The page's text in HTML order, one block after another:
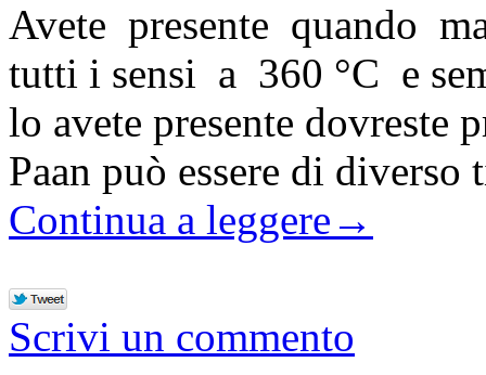
Avete presente quando
tutti i sensi a 360 °C e
lo avete presente dovreste
Paan può essere di
Continua a leggere →
Scrivi un commento